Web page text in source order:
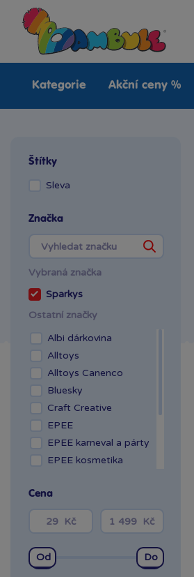
Kategorie Akční ceny %
Štítky
Sleva
Značka
Vybraná značka
Sparkys
Ostatní značky
Albi dárkovina
Alltoys
Alltoys Canenco
Bluesky
Craft Creative
EPEE
EPEE karneval a párty
EPEE kosmetika
KTN
Ostatní
SMT Creatoys
Trigo
Cena